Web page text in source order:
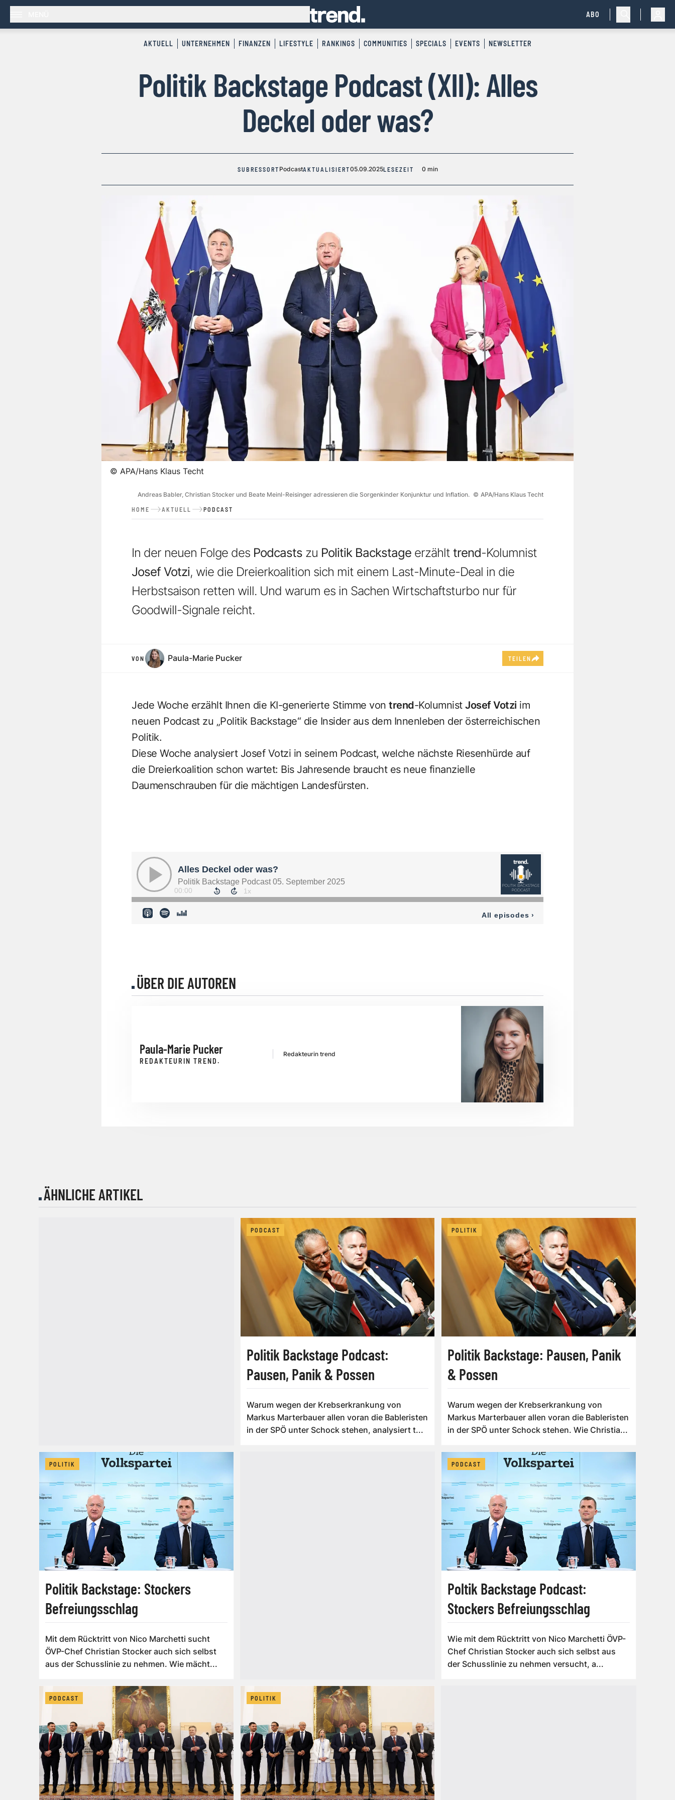
ABO
AKTUELL UNTERNEHMEN FINANZEN LIFESTYLE RANKINGS COMMUNITIES SPECIALS EVENTS NEWSLETTER
Politik Backstage Podcast (XII): Alles
Deckel oder was?
SUBRESSORT PodcastAKTUALISIERT05.09.2025LESEZEIT 0 min
© APA/Hans Klaus Techt
Andreas Babler, Christian Stocker und Beate Meinl-Reisinger adressieren die Sorgenkinder Konjunktur und Inflation. © APA/Hans Klaus Techt
HOME AKTUELL PODCAST
In der neuen Folge des Podcasts zu Politik Backstage erzählt trend-Kolumnist
Josef Votzi, wie die Dreierkoalition sich mit einem Last-Minute-Deal in die
Herbstsaison retten will. Und warum es in Sachen Wirtschaftsturbo nur für
Goodwill-Signale reicht.
VON Paula-Marie Pucker TEILEN
Jede Woche erzählt Ihnen die KI-generierte Stimme von trend-Kolumnist Josef Votzi im
neuen Podcast zu „Politik Backstage“ die Insider aus dem Innenleben der österreichischen
Politik.
Diese Woche analysiert Josef Votzi in seinem Podcast, welche nächste Riesenhürde auf
die Dreierkoalition schon wartet: Bis Jahresende braucht es neue finanzielle
Daumenschrauben für die mächtigen Landesfürsten.
ÜBER DIE AUTOREN
Paula-Marie Pucker
REDAKTEURIN TREND.
Redakteurin trend
ÄHNLICHE ARTIKEL
PODCAST
Politik Backstage Podcast:
Pausen, Panik & Possen
Warum wegen der Krebserkrankung von
Markus Marterbauer allen voran die Bableristen
in der SPÖ unter Schock stehen, analysiert t...
POLITIK
Politik Backstage: Pausen, Panik
& Possen
Warum wegen der Krebserkrankung von
Markus Marterbauer allen voran die Bableristen
in der SPÖ unter Schock stehen. Wie Christia...
POLITIK
Politik Backstage: Stockers
Befreiungsschlag
Mit dem Rücktritt von Nico Marchetti sucht
ÖVP-Chef Christian Stocker auch sich selbst
aus der Schusslinie zu nehmen. Wie mächt...
PODCAST
Poltik Backstage Podcast:
Stockers Befreiungsschlag
Wie mit dem Rücktritt von Nico Marchetti ÖVP-
Chef Christian Stocker auch sich selbst aus
der Schusslinie zu nehmen versucht, a...
PODCAST POLITIK